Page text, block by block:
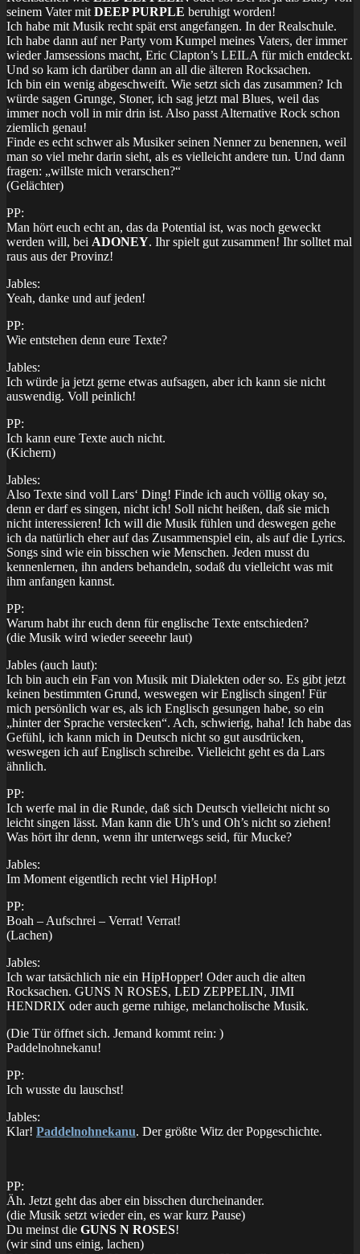
seinem Vater mit DEEP PURPLE beruhigt worden!
Ich habe mit Musik recht spät erst angefangen. In der Realschule.
Ich habe dann auf ner Party vom Kumpel meines Vaters, der immer
wieder Jamsessions macht, Eric Clapton’s LEILA für mich entdeckt.
Und so kam ich darüber dann an all die älteren Rocksachen.
Ich bin ein wenig abgeschweift. Wie setzt sich das zusammen? Ich
würde sagen Grunge, Stoner, ich sag jetzt mal Blues, weil das
immer noch voll in mir drin ist. Also passt Alternative Rock schon
ziemlich genau!
Finde es echt schwer als Musiker seinen Nenner zu benennen, weil
man so viel mehr darin sieht, als es vielleicht andere tun. Und dann
fragen: „willste mich verarschen?“
(Gelächter)
PP:
Man hört euch echt an, das da Potential ist, was noch geweckt
werden will, bei ADONEY. Ihr spielt gut zusammen! Ihr solltet mal
raus aus der Provinz!
Jables:
Yeah, danke und auf jeden!
PP:
Wie entstehen denn eure Texte?
Jables:
Ich würde ja jetzt gerne etwas aufsagen, aber ich kann sie nicht
auswendig. Voll peinlich!
PP:
Ich kann eure Texte auch nicht.
(Kichern)
Jables:
Also Texte sind voll Lars‘ Ding! Finde ich auch völlig okay so,
denn er darf es singen, nicht ich! Soll nicht heißen, daß sie mich
nicht interessieren! Ich will die Musik fühlen und deswegen gehe
ich da natürlich eher auf das Zusammenspiel ein, als auf die Lyrics.
Songs sind wie ein bisschen wie Menschen. Jeden musst du
kennenlernen, ihn anders behandeln, sodaß du vielleicht was mit
ihm anfangen kannst.
PP:
Warum habt ihr euch denn für englische Texte entschieden?
(die Musik wird wieder seeeehr laut)
Jables (auch laut):
Ich bin auch ein Fan von Musik mit Dialekten oder so. Es gibt jetzt
keinen bestimmten Grund, weswegen wir Englisch singen! Für
mich persönlich war es, als ich Englisch gesungen habe, so ein
„hinter der Sprache verstecken“. Ach, schwierig, haha! Ich habe das
Gefühl, ich kann mich in Deutsch nicht so gut ausdrücken,
weswegen ich auf Englisch schreibe. Vielleicht geht es da Lars
ähnlich.
PP:
Ich werfe mal in die Runde, daß sich Deutsch vielleicht nicht so
leicht singen lässt. Man kann die Uh’s und Oh’s nicht so ziehen!
Was hört ihr denn, wenn ihr unterwegs seid, für Mucke?
Jables:
Im Moment eigentlich recht viel HipHop!
PP:
Boah – Aufschrei – Verrat! Verrat!
(Lachen)
Jables:
Ich war tatsächlich nie ein HipHopper! Oder auch die alten
Rocksachen. GUNS N ROSES, LED ZEPPELIN, JIMI
HENDRIX oder auch gerne ruhige, melancholische Musik.
(Die Tür öffnet sich. Jemand kommt rein: )
Paddelnohnekanu!
PP:
Ich wusste du lauschst!
Jables:
Klar! Paddelnohnekanu. Der größte Witz der Popgeschichte.
PP:
Äh. Jetzt geht das aber ein bisschen durcheinander.
(die Musik setzt wieder ein, es war kurz Pause)
Du meinst die GUNS N ROSES!
(wir sind uns einig, lachen)